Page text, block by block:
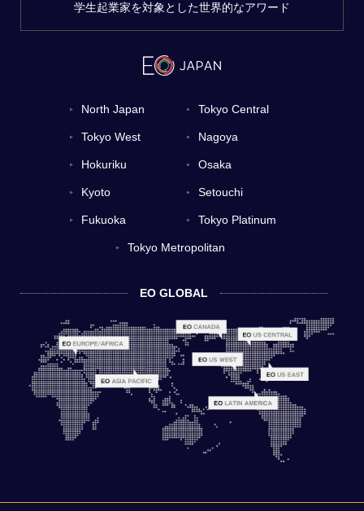
▼ North Japan ▼ Tokyo Central
▼ Tokyo West ▼ Nagoya
▼ Hokuriku ▼ Osaka
▼ Kyoto ▼ Setouchi
▼ Fukuoka ▼ Tokyo Platinum
▼ Tokyo Metropolitan
EO GLOBAL
学生起業家を対象とした世界的なアワード